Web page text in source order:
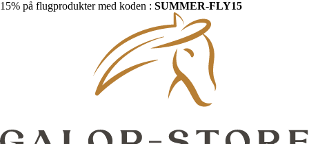
15% på flugprodukter med koden : SUMMER-FLY15